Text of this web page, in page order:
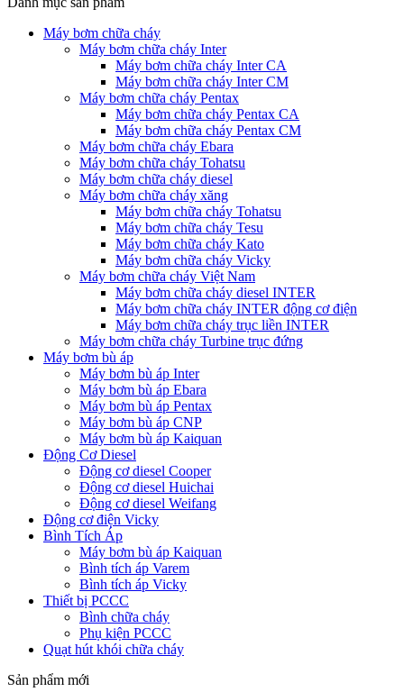
Máy bơm chữa cháy
Máy bơm chữa cháy Inter
Máy bơm chữa cháy Inter CA
Máy bơm chữa cháy Inter CM
Máy bơm chữa cháy Pentax
Máy bơm chữa cháy Pentax CA
Máy bơm chữa cháy Pentax CM
Máy bơm chữa cháy Ebara
Máy bơm chữa cháy Tohatsu
Máy bơm chữa cháy diesel
Máy bơm chữa cháy xăng
Máy bơm chữa cháy Tohatsu
Máy bơm chữa cháy Tesu
Máy bơm chữa cháy Kato
Máy bơm chữa cháy Vicky
Máy bơm chữa cháy Việt Nam
Máy bơm chữa cháy diesel INTER
Máy bơm chữa cháy INTER động cơ điện
Máy bơm chữa cháy trục liền INTER
Máy bơm chữa cháy Turbine trục đứng
Máy bơm bù áp
Máy bơm bù áp Inter
Máy bơm bù áp Ebara
Máy bơm bù áp Pentax
Máy bơm bù áp CNP
Máy bơm bù áp Kaiquan
Động Cơ Diesel
Động cơ diesel Cooper
Động cơ diesel Huichai
Động cơ diesel Weifang
Động cơ điện Vicky
Bình Tích Áp
Máy bơm bù áp Kaiquan
Bình tích áp Varem
Bình tích áp Vicky
Thiết bị PCCC
Bình chữa cháy
Phụ kiện PCCC
Quạt hút khói chữa cháy
Sản phẩm mới